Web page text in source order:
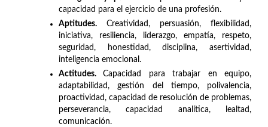
capacidad para el ejercicio de una profesión.
Aptitudes. Creatividad, persuasión, flexibilidad,
iniciativa, resiliencia, liderazgo, empatía, respeto,
seguridad, honestidad, disciplina, asertividad,
inteligencia emocional.
Actitudes.Capacidad para trabajar en equipo,
adaptabilidad, gestión del tiempo, polivalencia,
proactividad, capacidad de resolución de problemas,
perseverancia, capacidad analítica, lealtad,
comunicación.